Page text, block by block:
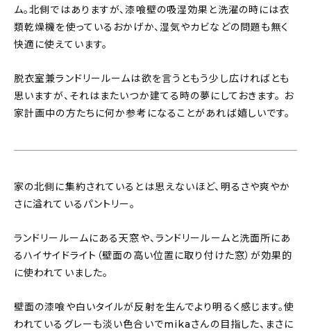
ム。北側ではありますが、漆喰壁の吸湿効果と洗濯の時には衣
類乾燥機を使っているおかげか、湿気やカビなどの問題も無く
快適に使えています。
脱衣室兼ランドリールームは欲を言うともう少し広ければとも
思いますが、それはまたいつか建てる時の夢にしておきます。 お
家計画中の方たちに何か参考になることがあれば嬉しいです。
家の北側に集約されているとは思えないほど、明るさや爽やか
さに溢れているパントリー。
ランドリールームにある天窓や、ランドリールームと洗面所にあ
るハイサイドライト（壁面の高い位置に取り付けた窓）が効果的
に使われていました。
壁面の漆喰や白いタイルが反射を生んでより明るく感じます。使
われているグレーも淡い色合いでmikaさんの目指した、まさに